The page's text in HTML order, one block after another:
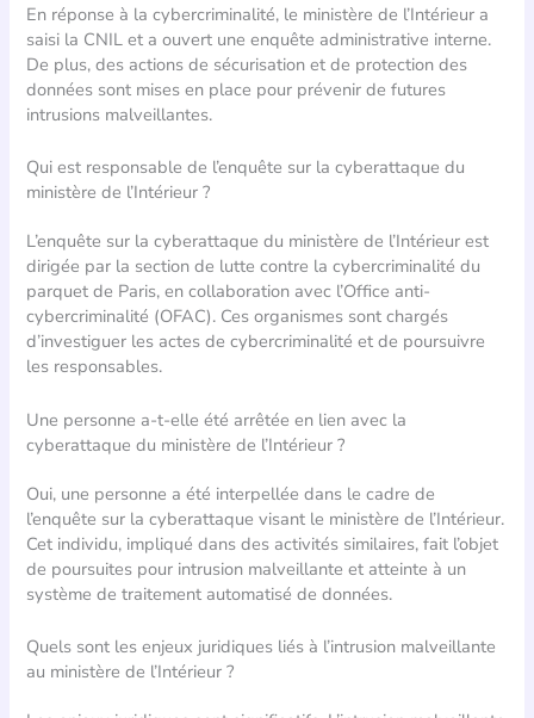
En réponse à la cybercriminalité, le ministère de l’Intérieur a
saisi la CNIL et a ouvert une enquête administrative interne.
De plus, des actions de sécurisation et de protection des
données sont mises en place pour prévenir de futures
intrusions malveillantes.
Qui est responsable de l’enquête sur la cyberattaque du
ministère de l’Intérieur ?
L’enquête sur la cyberattaque du ministère de l’Intérieur est
dirigée par la section de lutte contre la cybercriminalité du
parquet de Paris, en collaboration avec l’Office anti-
cybercriminalité (OFAC). Ces organismes sont chargés
d’investiguer les actes de cybercriminalité et de poursuivre
les responsables.
Une personne a-t-elle été arrêtée en lien avec la
cyberattaque du ministère de l’Intérieur ?
Oui, une personne a été interpellée dans le cadre de
l’enquête sur la cyberattaque visant le ministère de l’Intérieur.
Cet individu, impliqué dans des activités similaires, fait l’objet
de poursuites pour intrusion malveillante et atteinte à un
système de traitement automatisé de données.
Quels sont les enjeux juridiques liés à l’intrusion malveillante
au ministère de l’Intérieur ?